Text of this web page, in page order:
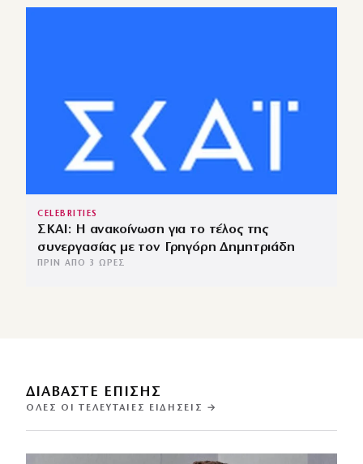
CELEBRITIES
ΣΚΑΙ: Η ανακοίνωση για το τέλος της
συνεργασίας με τον Γρηγόρη Δημητριάδη
ΠΡΙΝ ΑΠΌ 3 ΏΡΕΣ
ΔΙΑΒΑΣΤΕ ΕΠΙΣΗΣ
ΌΛΕΣ ΟΙ ΤΕΛΕΥΤΑΊΕΣ ΕΙΔΉΣΕΙΣ →